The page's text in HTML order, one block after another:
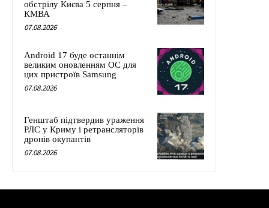
обстрілу Києва 5 серпня –
КМВА
07.08.2026
Android 17 буде останнім
великим оновленням ОС для
цих пристроїв Samsung
07.08.2026
Генштаб підтвердив ураження
РЛС у Криму і ретрансляторів
дронів окупантів
07.08.2026